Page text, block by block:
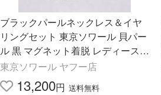
ブラックパールネックレス＆イヤ
リングセット 東京ソワール 貝パー
ル 黒 マグネット着脱 レディース
ブラックフォーマル 喪服 礼服 ミセ
ス 5610305 5610315
東京ソワール ヤフー店
13,200円 送料無料